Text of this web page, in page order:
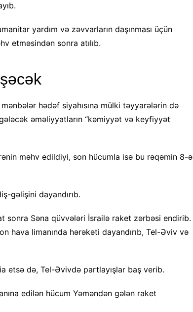
yardım və zəvvarların daşınması üçün
etməsindən sonra atılıb.
hədəf siyahısına mülki təyyarələrin də
əməliyyatların “kəmiyyət və keyfiyyət
məhv edildiyi, son hücumla isə bu rəqəmin 8-ə
gəlişini dayandırıb.
sonra Səna qüvvələri İsrailə raket zərbəsi endirib.
hava limanında hərəkəti dayandırıb, Tel-Əviv və
etsə də, Tel-Əvivdə partlayışlar baş verib.
edilən hücum Yəməndən gələn raket